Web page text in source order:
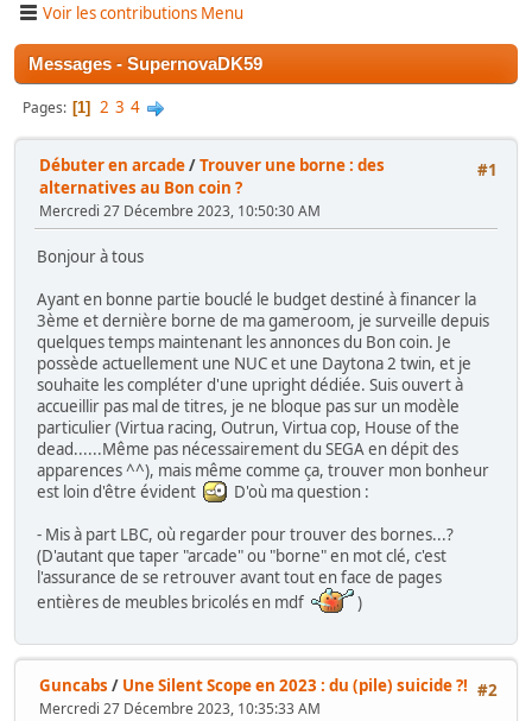
Voir les contributions Menu
Messages - SupernovaDK59
Pages 1 2 3 4
#1
Débuter en arcade/Trouver une borne : des
alternatives au Bon coin ?
Mercredi 27 Décembre 2023, 10:50:30 AM
Bonjour à tous
Ayant en bonne partie bouclé le budget destiné à financer la
3ème et dernière borne de ma gameroom, je surveille depuis
quelques temps maintenant les annonces du Bon coin. Je
possède actuellement une NUC et une Daytona 2 twin, et je
souhaite les compléter d'une upright dédiée. Suis ouvert à
accueillir pas mal de titres, je ne bloque pas sur un modèle
particulier (Virtua racing, Outrun, Virtua cop, House of the
dead......Même pas nécessairement du SEGA en dépit des
apparences ^^), mais même comme ça, trouver mon bonheur
est loin d'être évident
D'où ma question :
- Mis à part LBC, où regarder pour trouver des bornes...?
(D'autant que taper "arcade" ou "borne" en mot clé, c'est
l'assurance de se retrouver avant tout en face de pages
entières de meubles bricolés en mdf
)
#2
Guncabs / Une Silent Scope en 2023 : du (pile) suicide ?!
Mercredi 27 Décembre 2023, 10:35:33 AM